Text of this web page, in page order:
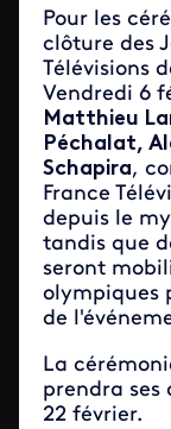
Pour les
clôture des
Télévisions
Vendredi 6
Matthieu
Péchalat,
Schapira,
France
depuis le
tandis que
seront
olympiques
de
La
prendra ses
22 février.